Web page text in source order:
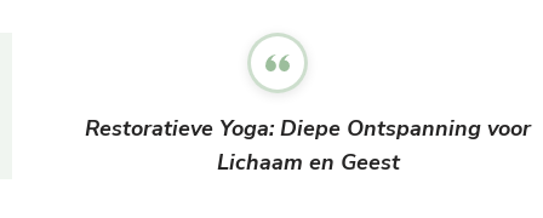
Restoratieve Yoga: Diepe Ontspanning voor
Lichaam en Geest